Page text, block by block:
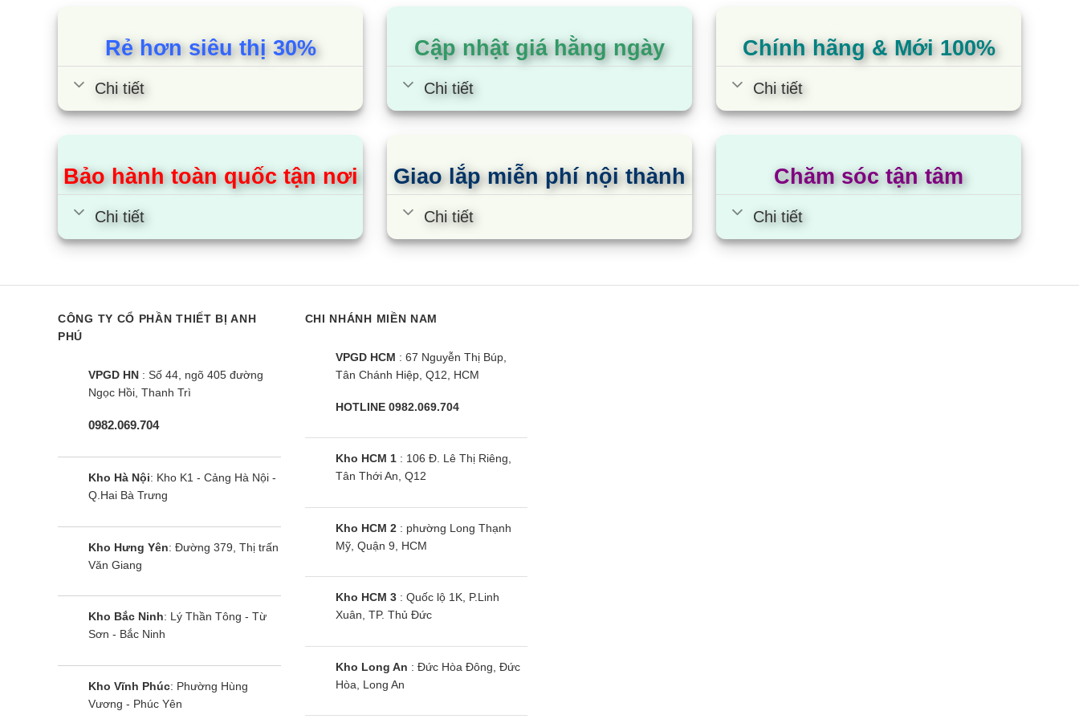
kế thông minh không chỉ đảm bảo tuổi thọ cao mà còn tạo điểm nhấn cho không gian sống hiện đại.
Cùng Chủ Đề:
Máy giặt Casper WF-8VG1 |
8kg cửa ngang
Máy giặt Casper WT-8NG2 |
Rẻ hơn siêu thị 30%
Chi tiết
Cập nhật giá hằng ngày
Chi tiết
Chính hãng & Mới 100%
Chi tiết
Bảo hành toàn quốc tận nơi
Chi tiết
Giao lắp miễn phí nội thành
Chi tiết
Chăm sóc tận tâm
Chi tiết
CÔNG TY CỔ PHẦN THIẾT BỊ ANH
PHÚ
VPGD HN : Số 44, ngõ 405 đường
Ngọc Hồi, Thanh Trì
0982.069.704
Kho Hà Nội: Kho K1 - Cảng Hà Nội -
Q.Hai Bà Trưng
Kho Hưng Yên: Đường 379, Thị trấn
Văn Giang
Kho Bắc Ninh: Lý Thần Tông - Từ
Sơn - Bắc Ninh
Kho Vĩnh Phúc: Phường Hùng
Vương - Phúc Yên
CHI NHÁNH MIỀN NAM
VPGD HCM : 67 Nguyễn Thị Búp,
Tân Chánh Hiệp, Q12, HCM
HOTLINE 0982.069.704
Kho HCM 1: 106 Đ. Lê Thị Riêng,
Tân Thới An, Q12
Kho HCM 2: phường Long Thạnh
Mỹ, Quận 9, HCM
Kho HCM 3: Quốc lộ 1K, P.Linh
Xuân, TP. Thủ Đức
Kho Long An : Đức Hòa Đông, Đức
Hòa, Long An